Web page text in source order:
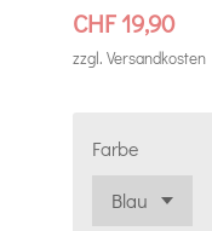
CHF 19,90
zzgl. Versandkosten
Farbe